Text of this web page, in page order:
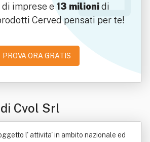
di imprese e 13 milionidi
Cerved pensati per te!
PROVA ORA GRATIS
Cvol Srl
l' attivita' in ambito nazionale ed